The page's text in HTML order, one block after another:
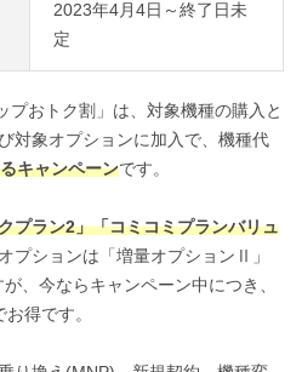
2023年4月4日～終了日未
定
プおトク割」は、対象機種の購入と
対象オプションに加入で、機種代
キャンペーンです。
プラン2」「コミコミプランバリュ
プションは「増量オプションⅡ」
、今ならキャンペーン中につき、
得です。